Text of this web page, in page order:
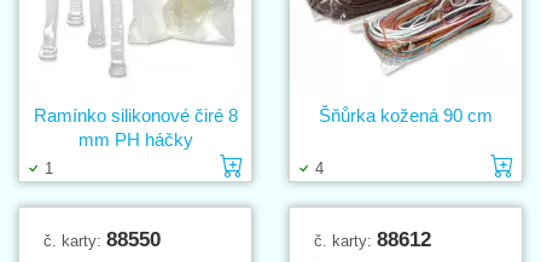
1 Vložit do košíku
Ramínko silikonové čiré 8
mm PH háčky
4
Šňůrka kožená 90 cm
č. karty: 88550 č. karty: 88612